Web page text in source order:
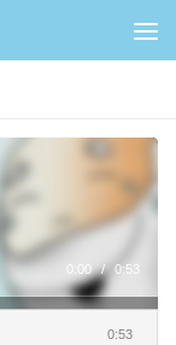
0:00 / 0:53
0:53